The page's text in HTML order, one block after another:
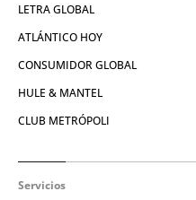
LETRA GLOBAL
ATLÁNTICO HOY
CONSUMIDOR GLOBAL
HULE & MANTEL
CLUB METRÓPOLI
Servicios